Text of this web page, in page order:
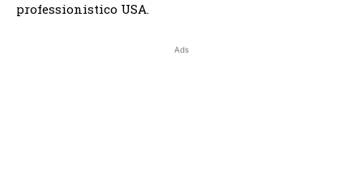
professionistico USA.
Ads